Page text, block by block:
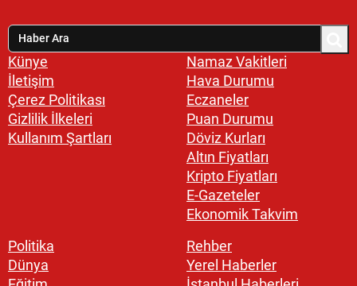
Künye
İletişim
Çerez Politikası
Gizlilik İlkeleri
Kullanım Şartları
Namaz Vakitleri
Hava Durumu
Eczaneler
Puan Durumu
Döviz Kurları
Altın Fiyatları
Kripto Fiyatları
E-Gazeteler
Ekonomik Takvim
Politika
Dünya
Rehber
Yerel Haberler